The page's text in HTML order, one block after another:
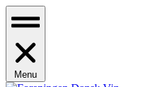
Menu